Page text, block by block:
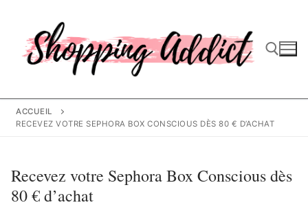
contenu
ACCUEIL
RECEVEZ VOTRE SEPHORA BOX CONSCIOUS DÈS 80 € D’ACHAT
Recevez votre Sephora Box Conscious dès
80 € d’achat